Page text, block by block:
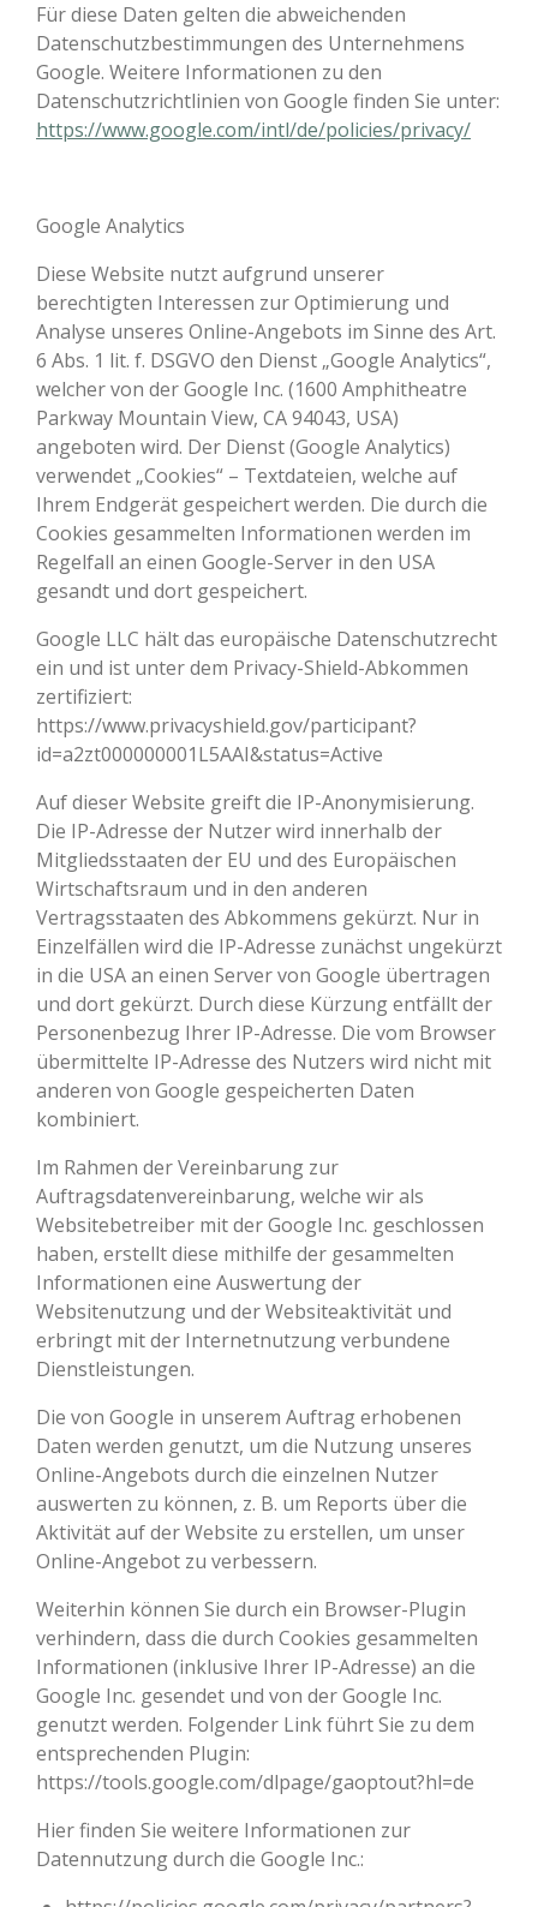
Für diese Daten gelten die abweichenden
Datenschutzbestimmungen des Unternehmens
Google. Weitere Informationen zu den
Datenschutzrichtlinien von Google finden Sie unter:
https://www.google.com/intl/de/policies/privacy/
Google Analytics
Diese Website nutzt aufgrund unserer
berechtigten Interessen zur Optimierung und
Analyse unseres Online-Angebots im Sinne des Art.
6 Abs. 1 lit. f. DSGVO den Dienst „Google Analytics“,
welcher von der Google Inc. (1600 Amphitheatre
Parkway Mountain View, CA 94043, USA)
angeboten wird. Der Dienst (Google Analytics)
verwendet „Cookies“ – Textdateien, welche auf
Ihrem Endgerät gespeichert werden. Die durch die
Cookies gesammelten Informationen werden im
Regelfall an einen Google-Server in den USA
gesandt und dort gespeichert.
Google LLC hält das europäische Datenschutzrecht
ein und ist unter dem Privacy-Shield-Abkommen
zertifiziert:
https://www.privacyshield.gov/participant?
id=a2zt000000001L5AAI&status=Active
Auf dieser Website greift die IP-Anonymisierung.
Die IP-Adresse der Nutzer wird innerhalb der
Mitgliedsstaaten der EU und des Europäischen
Wirtschaftsraum und in den anderen
Vertragsstaaten des Abkommens gekürzt. Nur in
Einzelfällen wird die IP-Adresse zunächst ungekürzt
in die USA an einen Server von Google übertragen
und dort gekürzt. Durch diese Kürzung entfällt der
Personenbezug Ihrer IP-Adresse. Die vom Browser
übermittelte IP-Adresse des Nutzers wird nicht mit
anderen von Google gespeicherten Daten
kombiniert.
Im Rahmen der Vereinbarung zur
Auftragsdatenvereinbarung, welche wir als
Websitebetreiber mit der Google Inc. geschlossen
haben, erstellt diese mithilfe der gesammelten
Informationen eine Auswertung der
Websitenutzung und der Websiteaktivität und
erbringt mit der Internetnutzung verbundene
Dienstleistungen.
Die von Google in unserem Auftrag erhobenen
Daten werden genutzt, um die Nutzung unseres
Online-Angebots durch die einzelnen Nutzer
auswerten zu können, z. B. um Reports über die
Aktivität auf der Website zu erstellen, um unser
Online-Angebot zu verbessern.
Weiterhin können Sie durch ein Browser-Plugin
verhindern, dass die durch Cookies gesammelten
Informationen (inklusive Ihrer IP-Adresse) an die
Google Inc. gesendet und von der Google Inc.
genutzt werden. Folgender Link führt Sie zu dem
entsprechenden Plugin:
https://tools.google.com/dlpage/gaoptout?hl=de
Hier finden Sie weitere Informationen zur
Datennutzung durch die Google Inc.: